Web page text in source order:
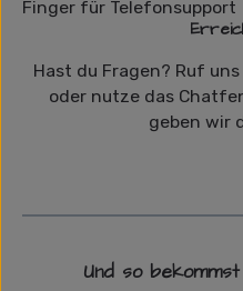
Hast du Fragen? Ruf
oder nutze das
geben wir
Und so